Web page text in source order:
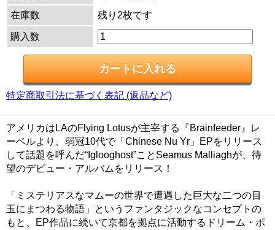
在庫数
残り2枚です
購入数
特定商取引法に基づく表記 (返品など)
アメリカはLAのFlying Lotusが主宰する『Brainfeeder』レ
ーベルより、弱冠10代で「Chinese Nu Yr」EPをリリース
して話題を呼んだ“Iglooghost”ことSeamus Malliaghが、待
望のデビュー・アルバムをリリース！
「ミステリアスなマムーの世界で遭遇した巨大な二つの目
玉にまつわる物語」というファンタジックなコンセプトの
もと、EP作品に続いて京都を拠点に活動するドリーム・ポ